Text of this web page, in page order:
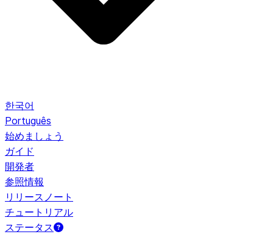
한국어
Português
始めましょう
ガイド
開発者
参照情報
リリースノート
チュートリアル
ステータス